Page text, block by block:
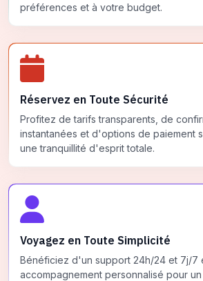
préférences et à votre budget.
Réservez en Toute Sécurité
Profitez de tarifs transparents, de
instantanées et d'options de paiement
une tranquillité d'esprit totale.
Voyagez en Toute Simplicité
Bénéficiez d'un support 24h/24 et 7j/7
accompagnement personnalisé pour